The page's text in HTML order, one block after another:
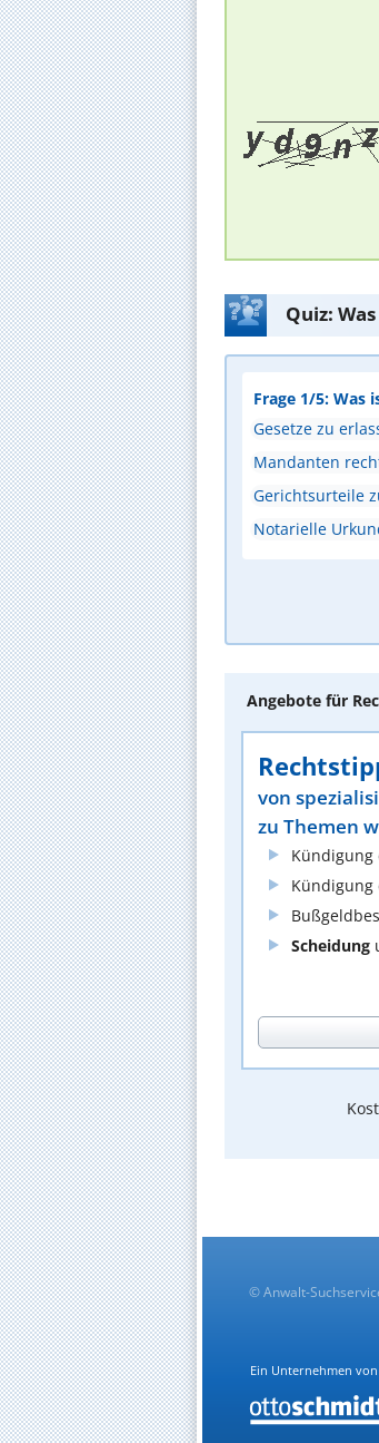
Quiz:
Frage 1/5: Was
Gesetze zu
Mandanten
Gerichtsurteile
Notarielle
Angebote für
von
zu Themen
Kündigung
Kündigung
Scheidung
© Anwalt-
Ein Unternehmen von